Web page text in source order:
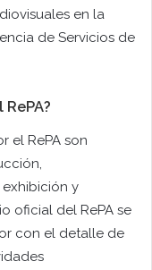
en la
de Servicios de
el RePA son
y
oficial del RePA se
con el detalle de